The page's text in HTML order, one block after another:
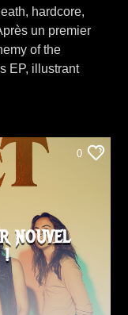
hardcore,
un premier
of the
EP, illustrant
0
NOUVEL
!